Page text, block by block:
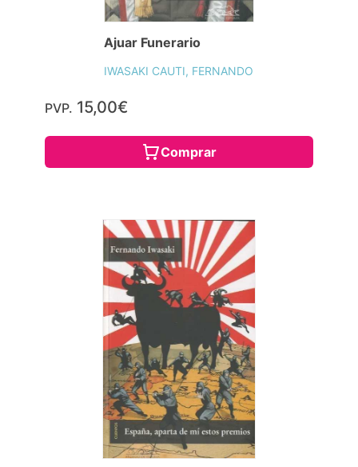
Ajuar Funerario
IWASAKI CAUTI, FERNANDO
PVP. 15,00€
Comprar